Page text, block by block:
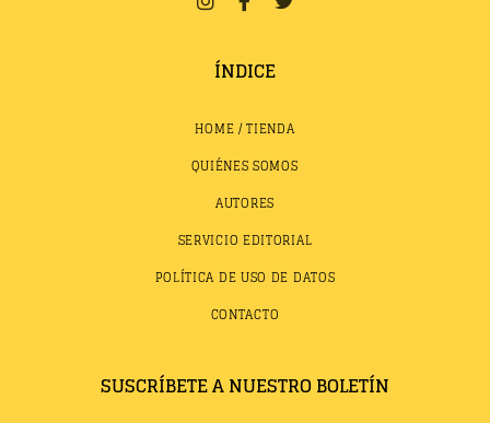
ÍNDICE
HOME / TIENDA
QUIÉNES SOMOS
AUTORES
SERVICIO EDITORIAL
POLÍTICA DE USO DE DATOS
CONTACTO
SUSCRÍBETE A NUESTRO BOLETÍN